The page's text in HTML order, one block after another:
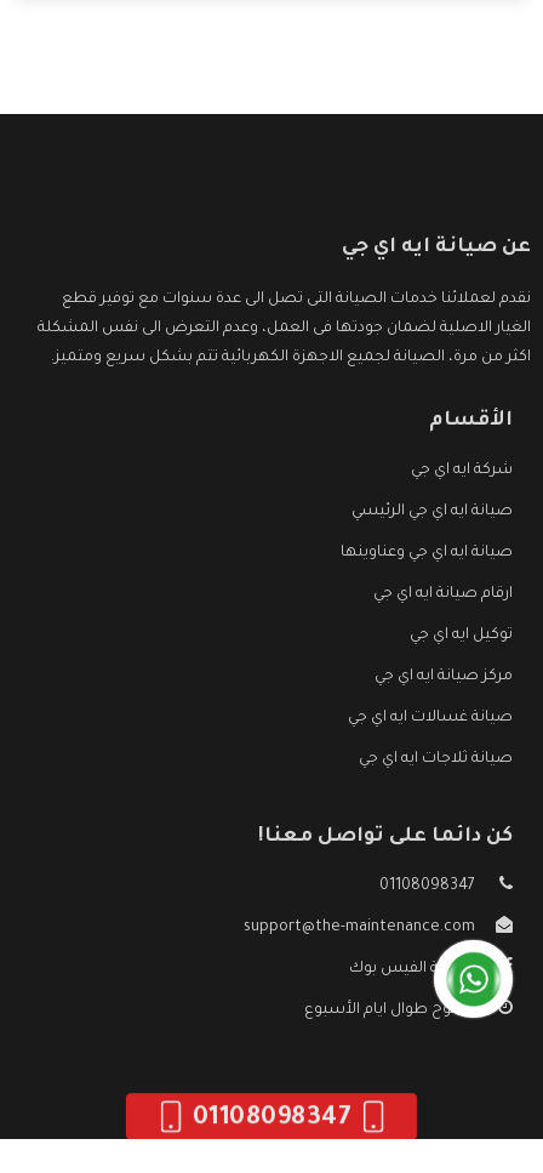
عن صيانة ايه اي جي
نقدم لعملائنا خدمات الصيانة التى تصل الى عدة سنوات مع توفير قطع
الغيار الاصلية لضمان جودتها فى العمل، وعدم التعرض الى نفس المشكلة
اكثر من مرة، الصيانة لجميع الاجهزة الكهربائية تتم بشكل سريع ومتميز.
الأقسام
شركة ايه اي جي
صيانة ايه اي جي الرئيسي
صيانة ايه اي جي وعناوينها
ارقام صيانة ايه اي جي
توكيل ايه اي جي
مركز صيانة ايه اي جي
صيانة غسالات ايه اي جي
صيانة ثلاجات ايه اي جي
كن دائما على تواصل معنا!
01108098347
support@the-maintenance.com
صفحة الفيس بوك
مفتوح طوال ايام الأسبوع
01108098347